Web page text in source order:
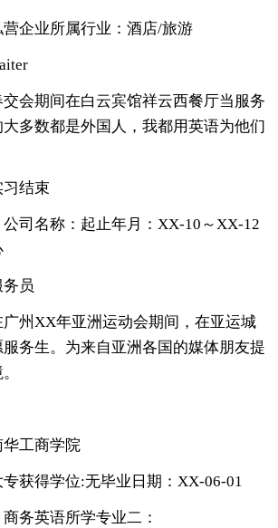
企业所属行业：酒店/旅游
会期间在白云宾馆祥云西餐厅当服务
多数都是外国人，我都用英语为他们
结束
司名称：起止年月：XX-10～XX-12
员
州XX年亚洲运动会期间，在亚运城
务生。为来自亚洲各国的媒体朋友提
工商学院
获得学位:无毕业日期：XX-06-01
务英语所学专业二：